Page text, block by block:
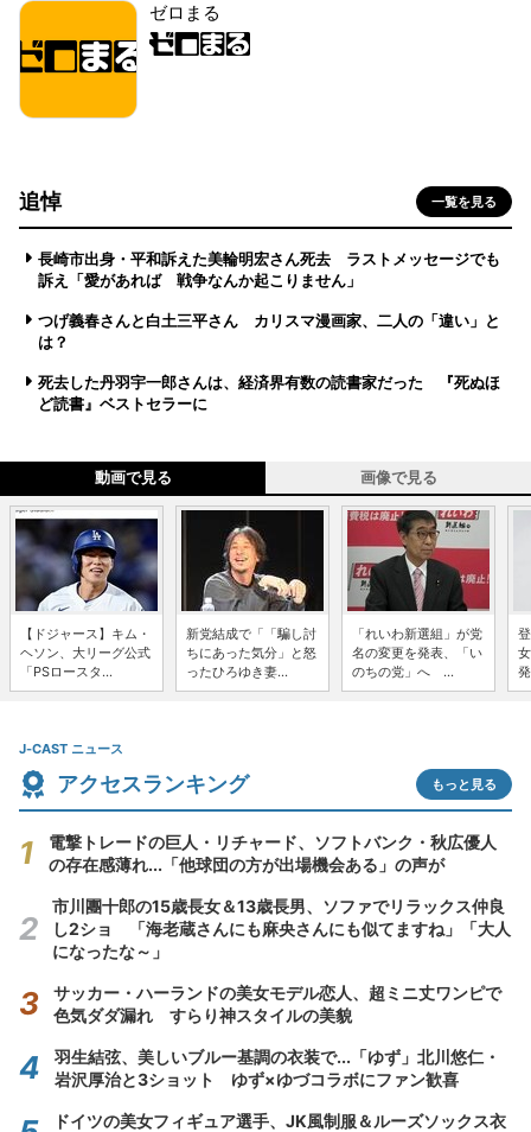
ゼロまる
追悼 一覧を見る
長崎市出身・平和訴えた美輪明宏さん死去 ラストメッセージでも
訴え「愛があれば 戦争なんか起こりません」
つげ義春さんと白土三平さん カリスマ漫画家、二人の「違い」と
は？
死去した丹羽宇一郎さんは、経済界有数の読書家だった 『死ぬほ
ど読書』ベストセラーに
動画で見る 画像で見る
【ドジャース】キム・
ヘソン、大リーグ公式
「PSロースタ...
新党結成で「「騙し討
ちにあった気分」と怒
ったひろゆき妻...
「れいわ新選組」が党
名の変更を発表、「い
のちの党」へ ...
J-CAST ニュース
アクセスランキング もっと見る
電撃トレードの巨人・リチャード、ソフトバンク・秋広優人
の存在感薄れ...「他球団の方が出場機会ある」の声が
市川團十郎の15歳長女＆13歳長男、ソファでリラックス仲良
し2ショ 「海老蔵さんにも麻央さんにも似てますね」「大人
になったな～」
サッカー・ハーランドの美女モデル恋人、超ミニ丈ワンピで
色気ダダ漏れ すらり神スタイルの美貌
羽生結弦、美しいブルー基調の衣装で...「ゆず」北川悠仁・
岩沢厚治と3ショット ゆず×ゆづコラボにファン歓喜
ドイツの美女フィギュア選手、JK風制服＆ルーズソックス衣